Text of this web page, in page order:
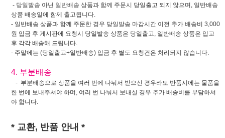
- 당일발송 아닌 일반배송 상품과 함께 주문시 당일출고 되지 않으며, 일반배송
상품 배송일에 함께 출고됩니다.
- 일반배송 상품과 함께 주문한 경우 당일발송 마감시간 이전 추가 배송비 3,000
원 입금 후 게시판에 요청시 당일발송 상품은 당일출고, 일반배송 상품은 입고
후 각각 배송해 드립니다.
- 주말에는 (당일출고+일반배송) 입금 후 별도 요청건은 처리되지 않습니다.
4. 부분배송
- 부분배송으로 상품을 여러 번에 나눠서 받으신 경우라도 반품시에는 물품을
한 번에 보내주셔야 하며, 여러 번 나눠서 보내실 경우 추가 배송비를 부담하셔
야 합니다.
* 교환, 반품 안내 *